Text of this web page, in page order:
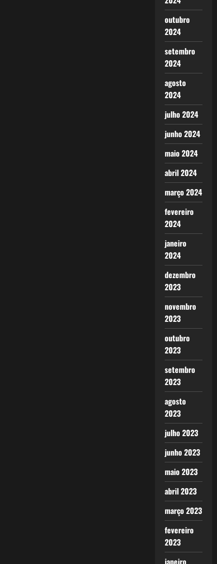
outubro
2024
setembro
2024
agosto
2024
julho 2024
junho 2024
maio 2024
abril 2024
março 2024
fevereiro
2024
janeiro
2024
dezembro
2023
novembro
2023
outubro
2023
setembro
2023
agosto
2023
julho 2023
junho 2023
maio 2023
abril 2023
março 2023
fevereiro
2023
janeiro